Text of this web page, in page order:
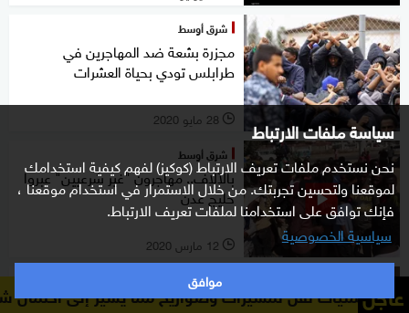
سياسة ملفات الارتباط
نحن نستخدم ملفات تعريف الارتباط (كوكيز) لفهم كيفية استخدامك
لموقعنا ولتحسين تجربتك. من خلال الاستمرار في استخدام موقعنا ،
فإنك توافق على استخدامنا لملفات تعريف الارتباط.
سياسية الخصوصية
موافق
شرق أوسط
مجزرة بشعة ضد المهاجرين في
طرابلس تودي بحياة العشرات
l 28 مايو 2020
شرق أوسط
بالآلاف.. مهاجرون "غير شرعيين" عبروا
خليج عدن
l 12 مارس 2020
عالم
رئيس الوزراء اليوناني: أردوغان يروّج عاجل وصواريخ مما يشير إلى احتمال شن هجمات